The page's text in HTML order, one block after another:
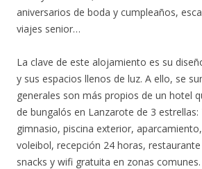
aniversarios de boda y cumpleaños,
viajes senior…
La clave de este alojamiento es su
y sus espacios llenos de luz. A ello, se
generales son más propios de un hotel
de bungalós en Lanzarote de 3
gimnasio, piscina exterior,
voleibol, recepción 24 horas,
snacks y wifi gratuita en zonas comunes.